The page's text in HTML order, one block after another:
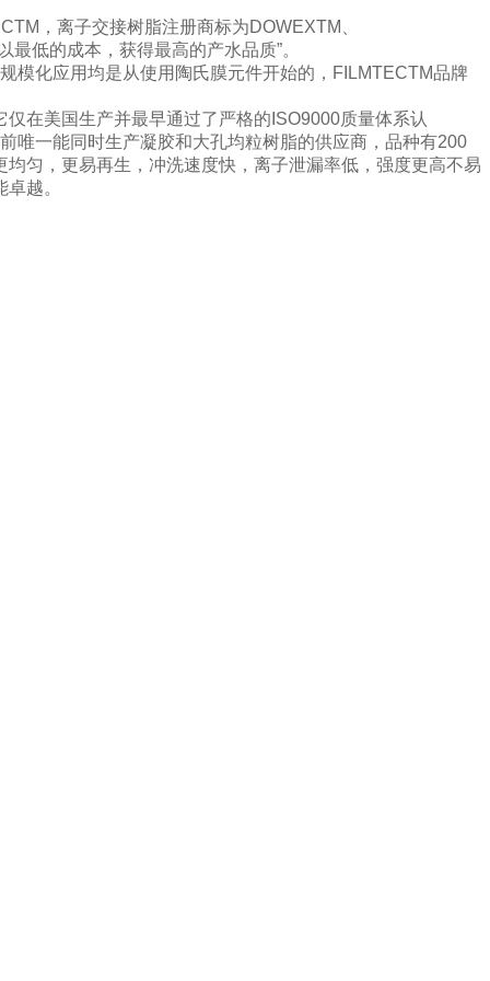
，离子交接树脂注册商标为DOWEXTM、
低的成本，获得最高的产水品质”。
模化应用均是从使用陶氏膜元件开始的，FILMTECTM品牌
在美国生产并最早通过了严格的ISO9000质量体系认
唯一能同时生产凝胶和大孔均粒树脂的供应商，品种有200
匀，更易再生，冲洗速度快，离子泄漏率低，强度更高不易
越。